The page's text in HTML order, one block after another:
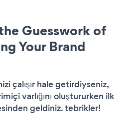
Guesswork of
Your Brand
çalışır hale getirdiyseniz,
varlığını oluştururken ilk
geldiniz. tebrikler!